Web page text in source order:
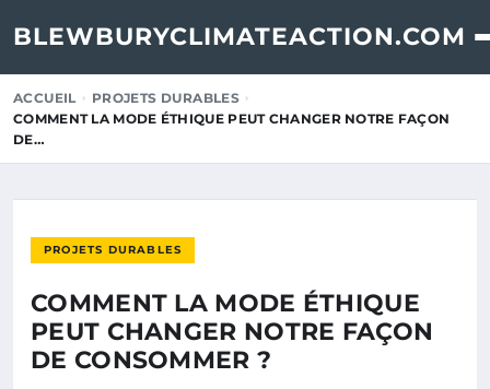
BLEWBURYCLIMATEACTION.COM
ACCUEIL
PROJETS DURABLES
COMMENT LA MODE ÉTHIQUE PEUT CHANGER NOTRE FAÇON
DE…
PROJETS DURABLES
COMMENT LA MODE ÉTHIQUE
PEUT CHANGER NOTRE FAÇON
DE CONSOMMER ?